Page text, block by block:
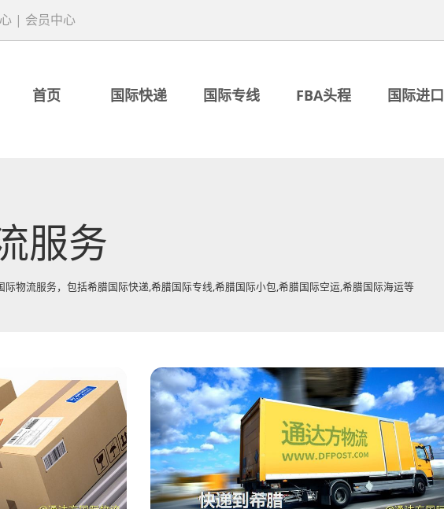
| 会员中心
首页 国际快递 国际专线 FBA头程 国际进口
服务
物流服务，包括希腊国际快递,希腊国际专线,希腊国际小包,希腊国际空运,希腊国际海运等